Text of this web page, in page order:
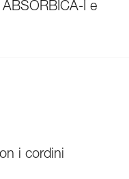
I e
i cordini